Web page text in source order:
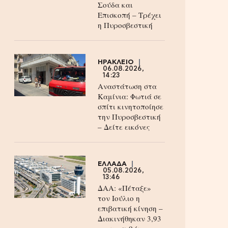
Σούδα και
Επισκοπή – Τρέχει
η Πυροσβεστική
ΗΡΑΚΛΕΙΟ
06.08.2026,
14:23
Αναστάτωση στα
Καμίνια: Φωτιά σε
σπίτι κινητοποίησε
την Πυροσβεστική
– Δείτε εικόνες
ΕΛΛΑΔΑ
05.08.2026,
13:46
ΔΑΑ: «Πέταξε»
τον Ιούλιο η
επιβατική κίνηση –
Διακινήθηκαν 3,93